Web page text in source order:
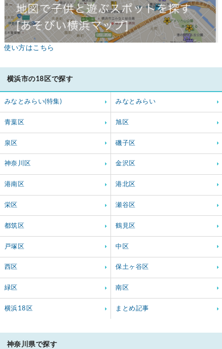
使い方はこちら
横浜市の18区で探す
みなとみらい(特集) みなとみらい
青葉区 旭区
泉区 磯子区
神奈川区 金沢区
港南区 港北区
栄区 瀬谷区
都筑区 鶴見区
戸塚区 中区
西区 保土ヶ谷区
緑区 南区
横浜18区 まとめ記事
神奈川県で探す